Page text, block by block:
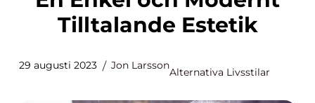
Tilltalande Estetik
29 augusti 2023 Jon Larsson
Alternativa Livsstilar